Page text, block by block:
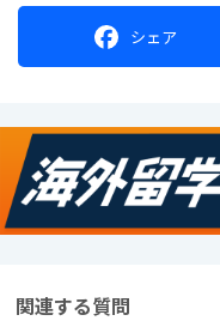
シェア
関連する質問